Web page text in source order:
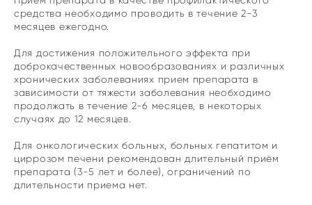
средства необходимо проводить в течение 2-3
месяцев ежегодно.
Для достижения положительного эффекта при
доброкачественных новообразованиях и различных
хронических заболеваниях прием препарата в
зависимости от тяжести заболевания необходимо
продолжать в течение 2-6 месяцев, в некоторых
случаях до 12 месяцев.
Для онкологических больных, больных гепатитом и
циррозом печени рекомендован длительный приём
препарата (3-5 лет и более), ограничений по
длительности приема нет.